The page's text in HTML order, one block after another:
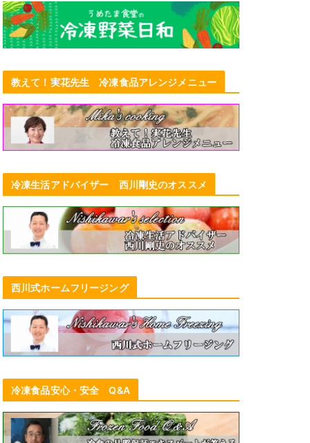
教えて！実花先生 冷凍食品アレンジメニュー
冷凍生活アドバイザー 西川剛史のオススメ
西川式ホームフリージング
冷凍食品安心・安全 Q&A